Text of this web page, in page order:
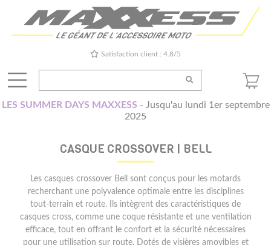
Satisfaction client : 4.8/5
LES SUMMER DAYS MAXXESS - Jusqu'au lundi 1er septembre
2025
CASQUE CROSSOVER | BELL
Les casques crossover Bell sont conçus pour les motards
recherchant une polyvalence optimale entre les disciplines
tout-terrain et route. Ils intègrent des caractéristiques de
casques cross, comme une coque résistante et une ventilation
efficace, tout en offrant le confort et la sécurité nécessaires
pour une utilisation sur route. Dotés de visières amovibles et